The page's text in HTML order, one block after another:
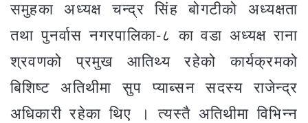
समुहका अध्यक्ष चन्द्र सिंह बोगटीको अध्यक्षता
तथा पुनर्वास नगरपालिका-८ का वडा अध्यक्ष राना
श्रवणको प्रमुख आतिथ्य रहेको कार्यक्रमको
बिशिष्ट अतिथीमा सुप प्याब्सन सदस्य राजेन्द्र
अधिकारी रहेका थिए । त्यस्तै अतिथीमा विभिन्न